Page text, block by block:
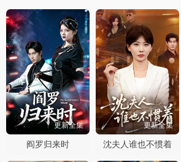
更新全集
阎罗归来时
更新全集
沈夫人谁也不惯着